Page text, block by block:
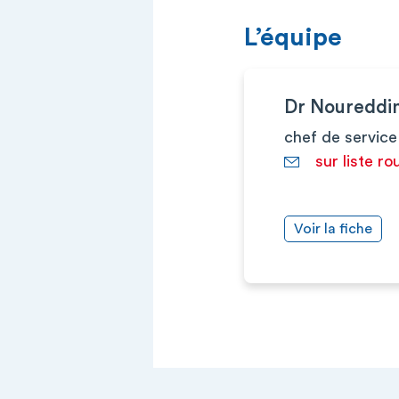
L’équipe
Dr
chef de service
sur liste
Voir la fiche